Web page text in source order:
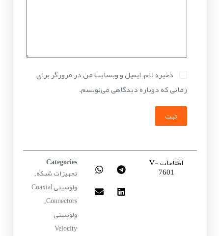
ذخیره نام، ایمیل و وبسایت من در مرورگر برای
زمانی که دوباره دیدگاهی می‌نویسم.
ثبت
اطلاعات V-
7601
Categories
تجهیزات شبکه,
ولوسیتی Coaxial
Connectors
,
ولوسیتی
Velocity